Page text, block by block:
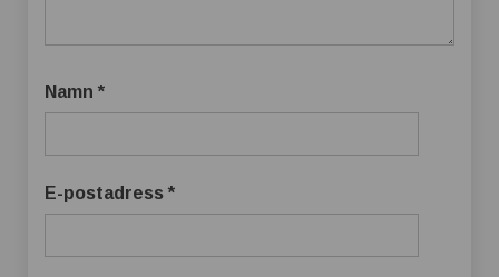
Namn *
E-postadress *